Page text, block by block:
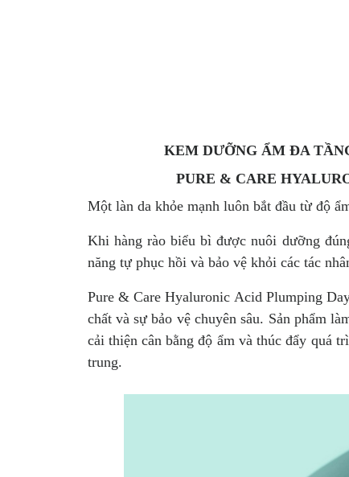
KEM DƯỠNG ẨM ĐA
PURE & CARE
Một làn da khỏe mạnh luôn bắt đầu từ độ
Khi hàng rào biểu bì được nuôi dưỡng
năng tự phục hồi và bảo vệ khỏi các tác
Pure & Care Hyaluronic Acid Plumping
chất và sự bảo vệ chuyên sâu. Sản phẩm
cải thiện cân bằng độ ẩm và thúc đẩy quá
trung.